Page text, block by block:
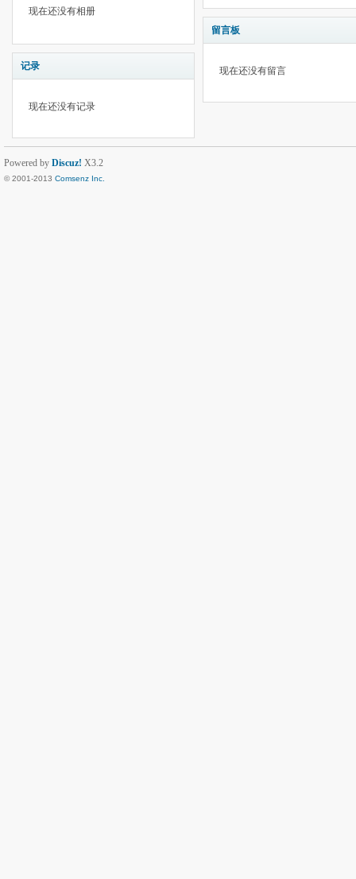
现在还没有相册
记录
现在还没有记录
留言板
现在还没有留言
Powered by Discuz! X3.2
© 2001-2013 Comsenz Inc.